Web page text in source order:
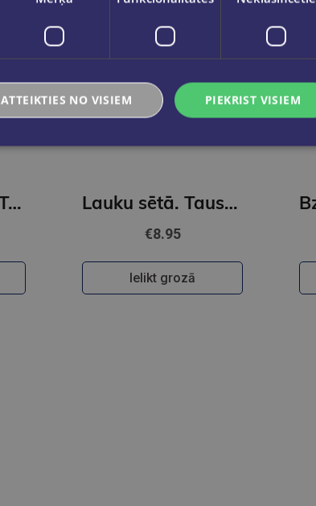
Saldus sapņus. Tausti un sajūti Lauku sētā. Tausti un sajūti
€8.95
Ielikt grozā
PIEKRIST VISIEM
ATTEIKTIES NO VISIEM